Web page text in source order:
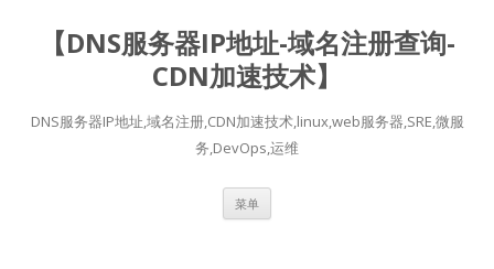
【DNS服务器IP地址-域名注册查询-
CDN加速技术】
DNS服务器IP地址,域名注册,CDN加速技术,linux,web服务器,SRE,微服
务,DevOps,运维
菜单